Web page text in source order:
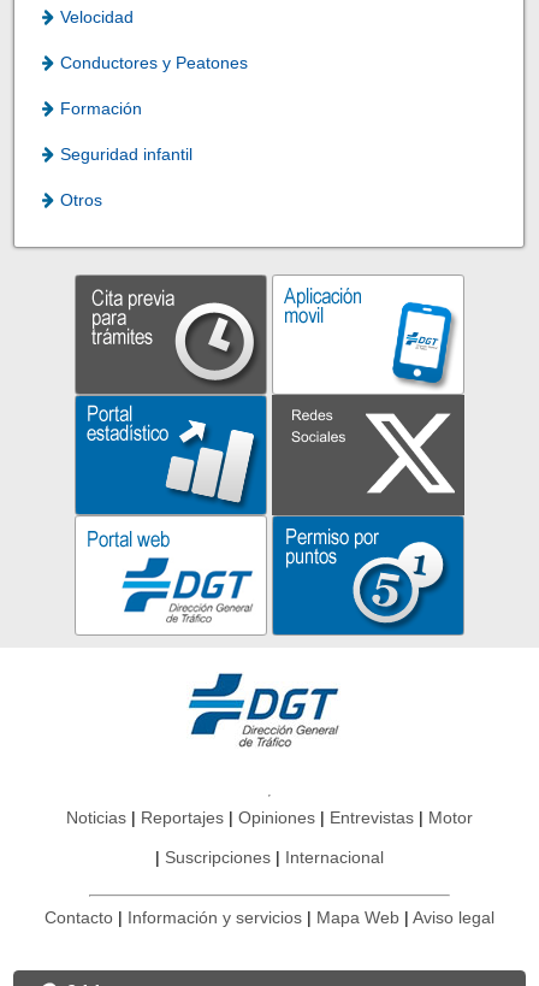
Velocidad
Conductores y Peatones
Formación
Seguridad infantil
Otros
Noticias Reportajes Opiniones Entrevistas Motor
Suscripciones Internacional
Contacto Información y servicios Mapa Web Aviso legal